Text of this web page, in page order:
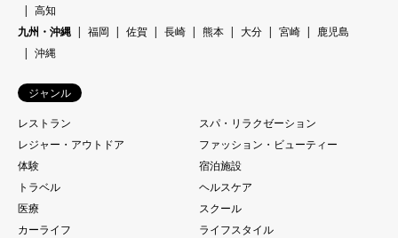
高知
九州・沖縄
福岡 佐賀 長崎 熊本 大分 宮崎
鹿児島
沖縄
ジャンル
レストラン
スパ・リラクゼーション
レジャー・アウトドア
ファッション・ビューティー
体験
宿泊施設
トラベル
ヘルスケア
医療
スクール
カーライフ
ライフスタイル